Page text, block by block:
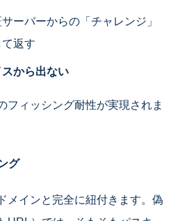
ーバーからの「チャレンジ」
返す
から出ない
フィッシング耐性が実現されま
グ
メインと完全に紐付きます。偽